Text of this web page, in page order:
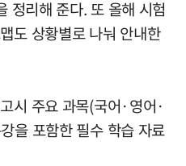
정리해 준다. 또 올해 시험
도 상황별로 나눠 안내한
시 주요 과목(국어·영어·
을 포함한 필수 학습 자료